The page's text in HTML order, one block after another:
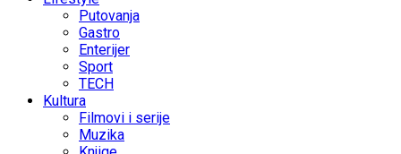
Putovanja
Gastro
Enterijer
Sport
TECH
Kultura
Filmovi i serije
Muzika